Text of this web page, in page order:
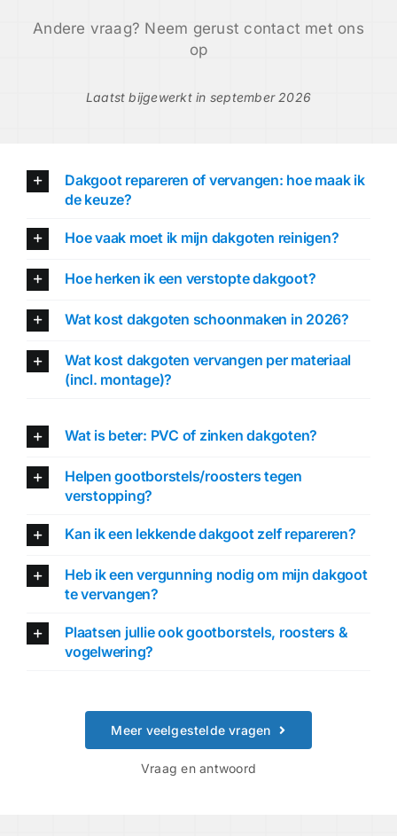
Andere vraag? Neem gerust contact met ons
op
Laatst bijgewerkt in september 2026
Dakgoot repareren of vervangen: hoe maak ik
de keuze?
Hoe vaak moet ik mijn dakgoten reinigen?
Hoe herken ik een verstopte dakgoot?
Wat kost dakgoten schoonmaken in 2026?
Wat kost dakgoten vervangen per materiaal
(incl. montage)?
Wat is beter: PVC of zinken dakgoten?
Helpen gootborstels/roosters tegen
verstopping?
Kan ik een lekkende dakgoot zelf repareren?
Heb ik een vergunning nodig om mijn dakgoot
te vervangen?
Plaatsen jullie ook gootborstels, roosters &
vogelwering?
Meer veelgestelde vragen
Vraag en antwoord